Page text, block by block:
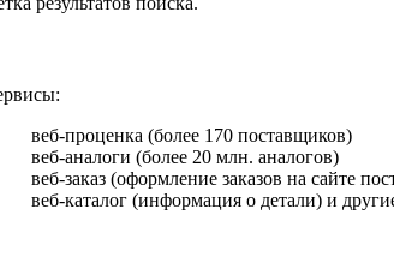
веб-проценка (более 170 поставщиков)
веб-аналоги (более 20 млн. аналогов)
веб-заказ (оформление заказов на сайте
веб-каталог (информация о детали) и